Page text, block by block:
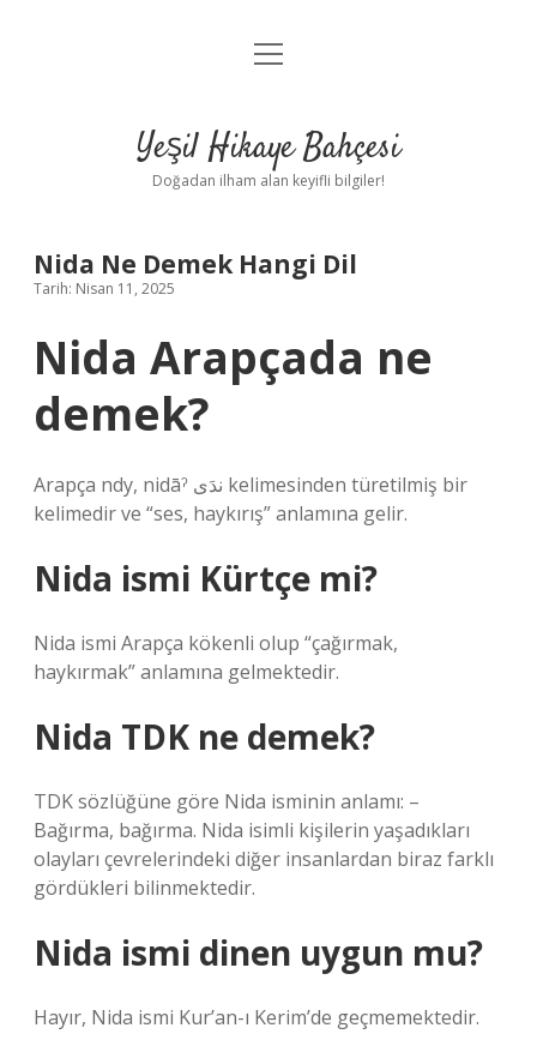
Anasayfa
Yasal Uyarı
menüyü
Yeşil Hikaye Bahçesi
Doğadan ilham alan keyifli bilgiler!
Nida Ne Demek Hangi Dil
Tarih: Nisan 11, 2025
Nida Arapçada ne
demek?
Arapça ndy, nidāˀ ندَى kelimesinden türetilmiş bir
kelimedir ve “ses, haykırış” anlamına gelir.
Nida ismi Kürtçe mi?
Nida ismi Arapça kökenli olup “çağırmak,
haykırmak” anlamına gelmektedir.
Nida TDK ne demek?
TDK sözlüğüne göre Nida isminin anlamı: –
Bağırma, bağırma. Nida isimli kişilerin yaşadıkları
olayları çevrelerindeki diğer insanlardan biraz farklı
gördükleri bilinmektedir.
Nida ismi dinen uygun mu?
Hayır, Nida ismi Kur’an-ı Kerim’de geçmemektedir.